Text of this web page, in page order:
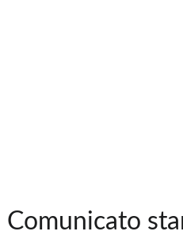
Comunicato